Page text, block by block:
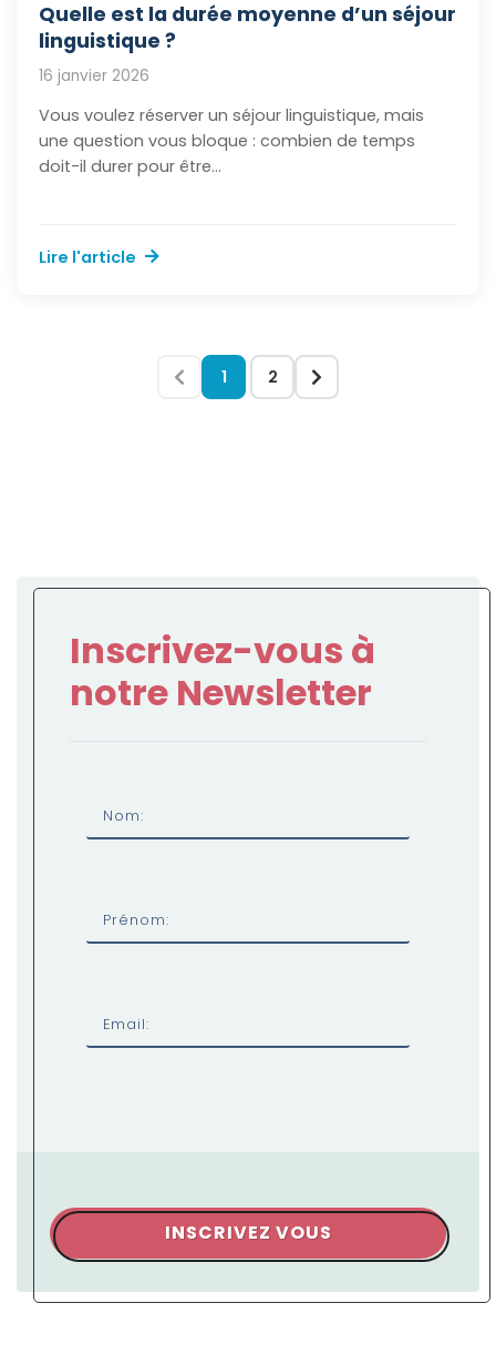
Quelle est la durée moyenne d’un séjour
linguistique ?
16 janvier 2026
Vous voulez réserver un séjour linguistique, mais
une question vous bloque : combien de temps
doit-il durer pour être...
Lire l'article
1 2
Inscrivez-vous à
notre Newsletter
Nom:
Prénom:
Email:
INSCRIVEZ VOUS